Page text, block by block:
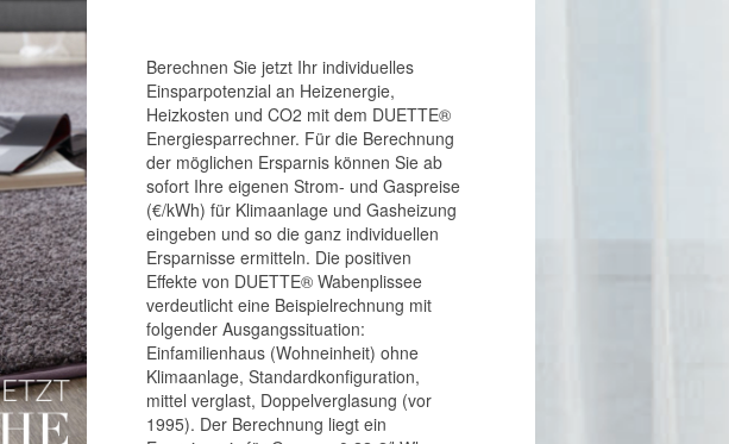
Berechnen Sie jetzt Ihr individuelles
Einsparpotenzial an Heizenergie,
Heizkosten und CO2 mit dem DUETTE®
Energiesparrechner. Für die Berechnung
der möglichen Ersparnis können Sie ab
sofort Ihre eigenen Strom- und Gaspreise
(€/kWh) für Klimaanlage und Gasheizung
eingeben und so die ganz individuellen
Ersparnisse ermitteln. Die positiven
Effekte von DUETTE® Wabenplissee
verdeutlicht eine Beispielrechnung mit
folgender Ausgangssituation:
Einfamilienhaus (Wohneinheit) ohne
Klimaanlage, Standardkonfiguration,
mittel verglast, Doppelverglasung (vor
1995). Der Berechnung liegt ein